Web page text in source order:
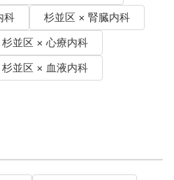
科
杉並区 × 腎臓内科
杉並区 × 心療内科
杉並区 × 血液内科